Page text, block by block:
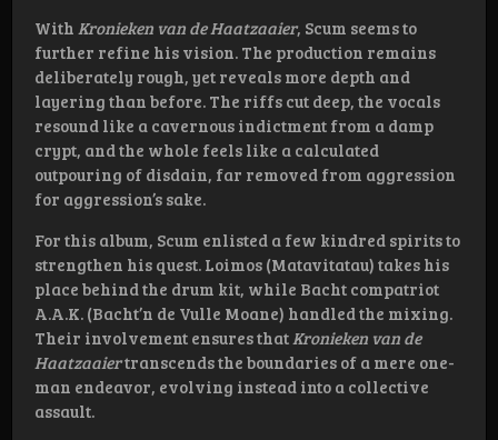
With Kronieken van de Haatzaaier, Scum seems to
further refine his vision. The production remains
deliberately rough, yet reveals more depth and
layering than before. The riffs cut deep, the vocals
resound like a cavernous indictment from a damp
crypt, and the whole feels like a calculated
outpouring of disdain, far removed from aggression
for aggression’s sake.
For this album, Scum enlisted a few kindred spirits to
strengthen his quest. Loimos (Matavitatau) takes his
place behind the drum kit, while Bacht compatriot
A.A.K. (Bacht’n de Vulle Moane) handled the mixing.
Their involvement ensures thatKronieken van de
Haatzaaiertranscends the boundaries of a mere one-
man endeavor, evolving instead into a collective
assault.